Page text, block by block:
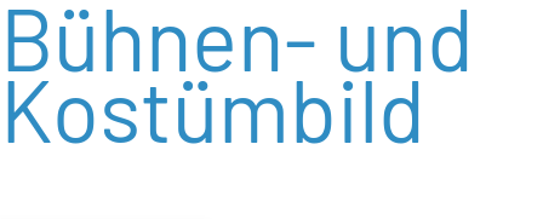
zum
Inhalt
Bühnen- und
Kostümbild